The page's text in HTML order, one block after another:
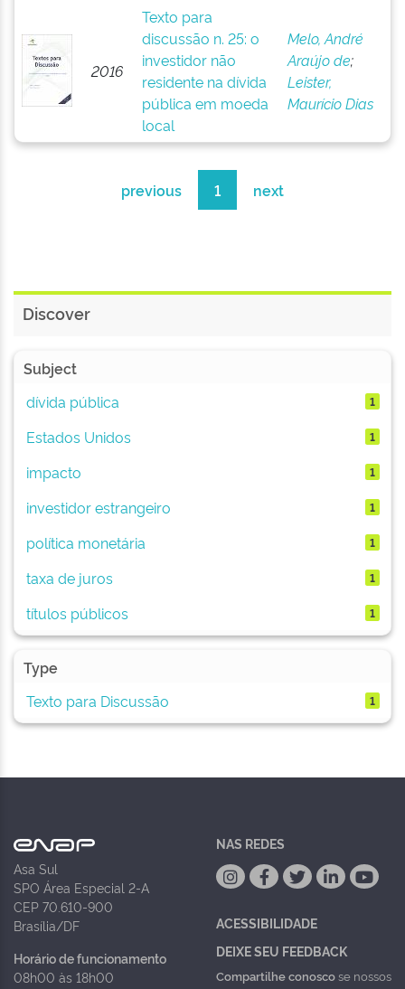
2016
Texto para
discussão n. 25: o
investidor não
residente na dívida
pública em moeda
local
Melo, André
Araújo de;
Leister,
Maurício Dias
previous 1 next
Discover
Subject
dívida pública
1
Estados Unidos 1
impacto 1
investidor estrangeiro 1
política monetária 1
taxa de juros 1
títulos públicos 1
Type
Texto para Discussão
1
Asa Sul
SPO Área Especial 2-A
CEP 70.610-900
Brasília/DF
Horário de funcionamento
08h00 às 18h00
NAS REDES
ACESSIBILIDADE
DEIXE SEU FEEDBACK
Compartilhe conoscose nossos